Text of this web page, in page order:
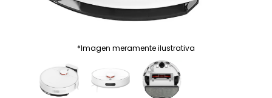
*Imagen meramente ilustrativa